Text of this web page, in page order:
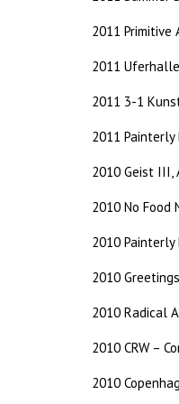
2011 Primitive
2011
2011 3-1
2011 Painterly
2010 Geist III,
2010 No Food
2010 Painterly
2010
2010 Radical
2010 CRW –
2010